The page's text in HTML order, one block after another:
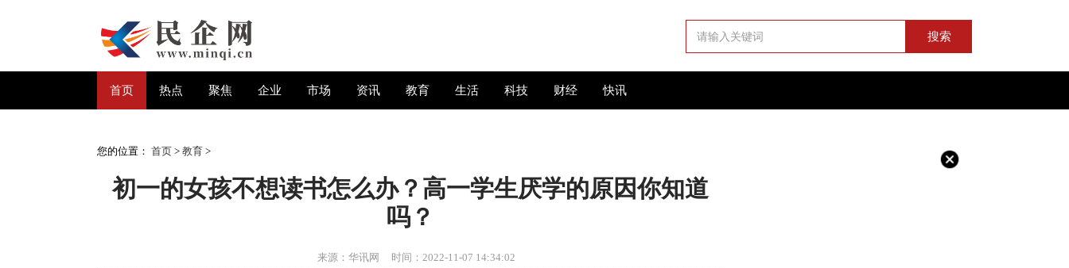
首页 热点 聚焦 企业 市场 资讯 教育 生活 科技 财经 快讯
您的位置： 首页 > 教育 >
初一的女孩不想读书怎么办？高一学生厌学的原因你知道
吗？
来源：华讯网 时间：2022-11-07 14:34:02